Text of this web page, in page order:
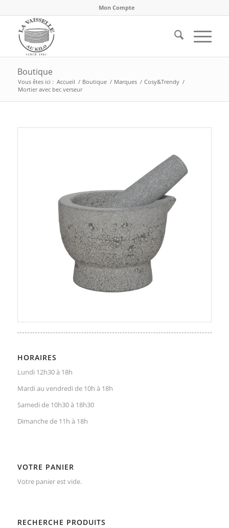
Mon Compte
Boutique
Vous êtes ici : Accueil / Boutique / Marques / Cosy&Trendy /
Mortier avec bec verseur
HORAIRES
Lundi 12h30 à 18h
Mardi au vendredi de 10h à 18h
Samedi de 10h30 à 18h30
Dimanche de 11h à 18h
VOTRE PANIER
Votre panier est vide.
RECHERCHE PRODUITS